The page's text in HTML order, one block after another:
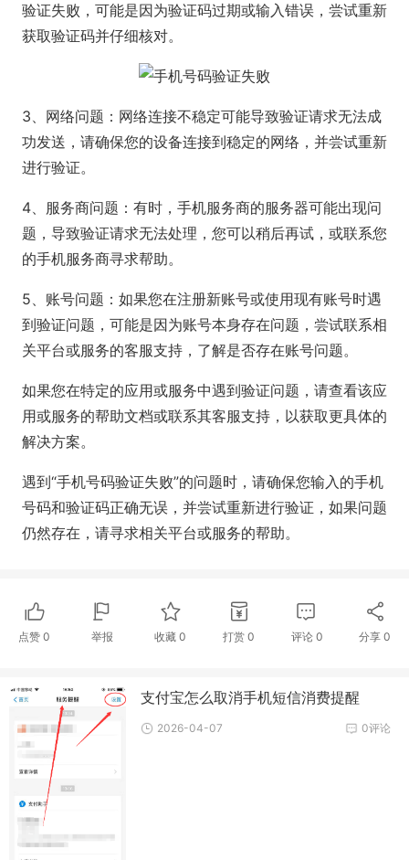
验证失败，可能是因为验证码过期或输入错误，尝试重新
获取验证码并仔细核对。
3、网络问题：网络连接不稳定可能导致验证请求无法成
功发送，请确保您的设备连接到稳定的网络，并尝试重新
进行验证。
4、服务商问题：有时，手机服务商的服务器可能出现问
题，导致验证请求无法处理，您可以稍后再试，或联系您
的手机服务商寻求帮助。
5、账号问题：如果您在注册新账号或使用现有账号时遇
到验证问题，可能是因为账号本身存在问题，尝试联系相
关平台或服务的客服支持，了解是否存在账号问题。
如果您在特定的应用或服务中遇到验证问题，请查看该应
用或服务的帮助文档或联系其客服支持，以获取更具体的
解决方案。
遇到“手机号码验证失败”的问题时，请确保您输入的手机
号码和验证码正确无误，并尝试重新进行验证，如果问题
仍然存在，请寻求相关平台或服务的帮助。
点赞 0 举报 收藏0 打赏 0 评论 0 分享0
支付宝怎么取消手机短信消费提醒
0评论
2026-04-07